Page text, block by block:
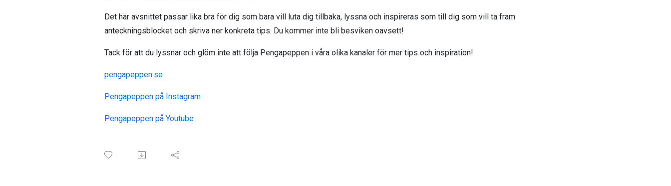
Det här avsnittet passar lika bra för dig som bara vill luta dig tillbaka, lyssna och inspireras som till dig som vill ta fram
anteckningsblocket och skriva ner konkreta tips. Du kommer inte bli besviken oavsett!
Tack för att du lyssnar och glöm inte att följa Pengapeppen i våra olika kanaler för mer tips och inspiration!
pengapeppen.se
Pengapeppen på Instagram
Pengapeppen på Youtube